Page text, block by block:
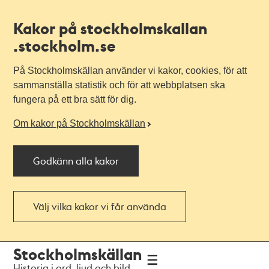
Kakor på stockholmskallan
.stockholm.se
På Stockholmskällan använder vi kakor, cookies, för att
sammanställa statistik och för att webbplatsen ska
fungera på ett bra sätt för dig.
Om kakor på Stockholmskällan
Godkänn alla kakor
Välj vilka kakor vi får använda
navigationen
huvudinnehållet
Stockholmskällan